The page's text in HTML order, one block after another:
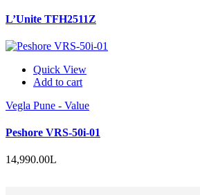
L’Unite TFH2511Z
Quick View
Add to cart
Vegla Pune - Value
Peshore VRS-50i-01
14,990.00L